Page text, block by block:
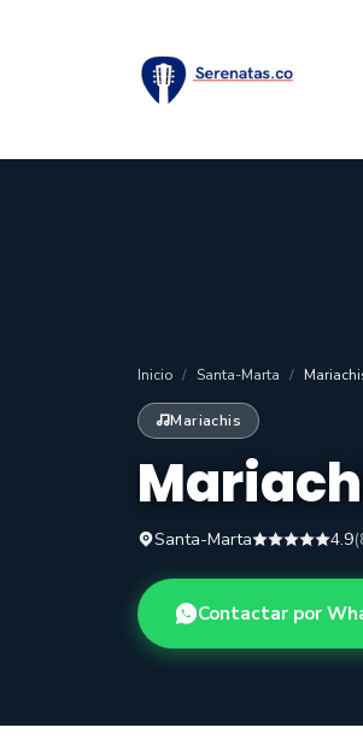
Inicio Santa-Marta
Mariachis
Santa-Marta 4.9
Contactar por